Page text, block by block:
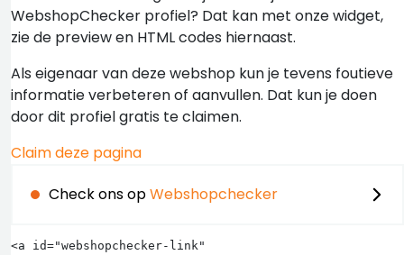
WebshopChecker profiel? Dat kan met onze widget,
zie de preview en HTML codes hiernaast.
Als eigenaar van deze webshop kun je tevens foutieve
informatie verbeteren of aanvullen. Dat kun je doen
door dit profiel gratis te claimen.
Claim deze pagina
Check ons opWebshopchecker
<a id="webshopchecker-link"